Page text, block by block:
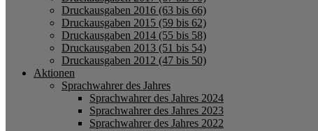
Druckausgaben 2016 (63 bis 66)
Druckausgaben 2015 (59 bis 62)
Druckausgaben 2014 (55 bis 58)
Druckausgaben 2013 (51 bis 54)
Druckausgaben 2012 (47 bis 50)
Aktionen
Sprachwahrer des Jahres
Sprachwahrer des Jahres 2024
Sprachwahrer des Jahres 2023
Sprachwahrer des Jahres 2022